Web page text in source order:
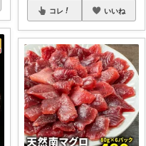
コレ いいね